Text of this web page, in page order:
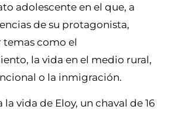
adolescente en el que, a
de su protagonista,
temas como el
la vida en el medio rural,
o la inmigración.
la vida de Eloy, un chaval de 16